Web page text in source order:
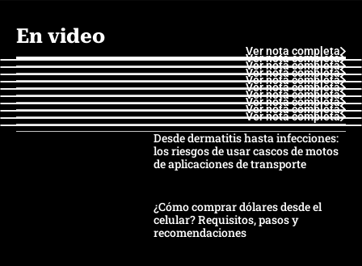
En video
Ver nota completa
Ver nota completa
Ver nota completa
Ver nota completa
Ver nota completa
Ver nota completa
Ver nota completa
Ver nota completa
Ver nota completa
Ver nota completa
Desde dermatitis hasta infecciones:
los riesgos de usar cascos de motos
de aplicaciones de transporte
¿Cómo comprar dólares desde el
celular? Requisitos, pasos y
recomendaciones